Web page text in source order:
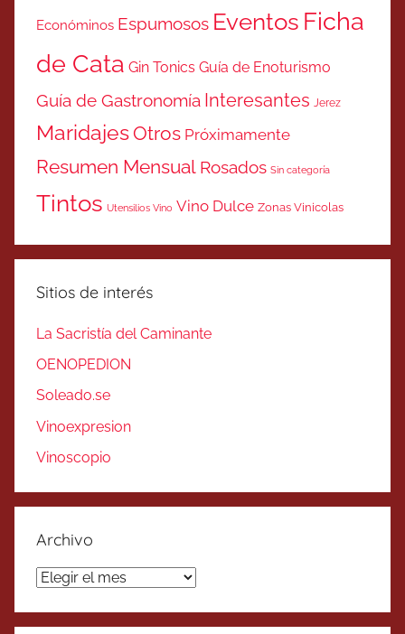
Económinos Espumosos Eventos Ficha
de Cata Gin Tonics Guía de Enoturismo
Guía de Gastronomía Interesantes Jerez
MaridajesOtros Próximamente
Resumen Mensual Rosados Sin categoría
Tintos Utensilios Vino Vino Dulce Zonas Vinicolas
Sitios de interés
La Sacristía del Caminante
OENOPEDION
Soleado.se
Vinoexpresion
Vinoscopio
Archivo
Archivo